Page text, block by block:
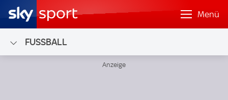
Menü
FUSSBALL